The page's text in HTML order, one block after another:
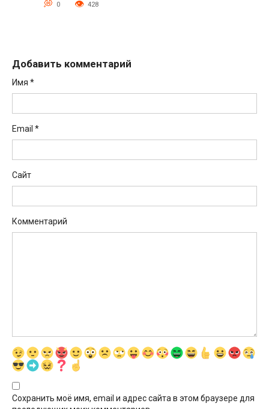
0 428
Добавить комментарий
Имя *
Email *
Сайт
Комментарий
Сохранить моё имя, email и адрес сайта в этом браузере для